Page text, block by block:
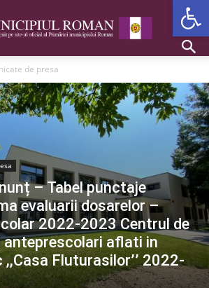
de presa
– Tabel punctaje
evaluarii dosarelor –
2022-2023 Centrul de
anteprescolari aflati in
Fluturasilor’’ 2022-